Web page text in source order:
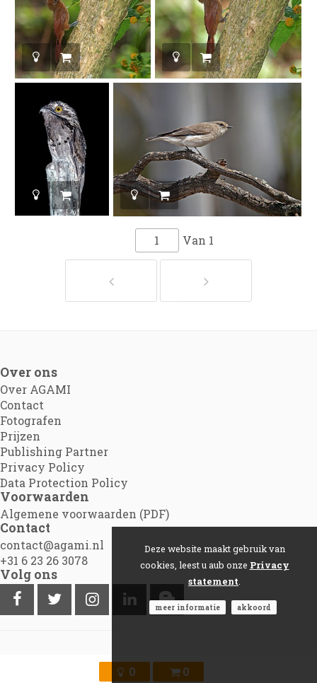
0 0
Van 1
Over ons
Over AGAMI
Contact
Fotografen
Prijzen
Publishing Partner
Privacy Policy
Data Protection Policy
Voorwaarden
Algemene voorwaarden (PDF)
Contact
contact@agami.nl
+31 6 23 26 3078
Volg ons
Agami.nl|Powered by Picture Pack
Deze website maakt gebruik van
cookies, leest u aub onze Privacy
statement
meer informatie akkoord